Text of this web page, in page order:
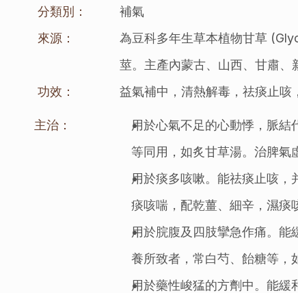
分類別：
補氣
來源：
為豆科多年生草本植物甘草
莖。主產內蒙古、山西、甘肅、
功效：
益氣補中，清熱解毒，祛痰止咳
主治：
用於心氣不足的心動悸，脈
等同用，如炙甘草湯。治脾氣
用於痰多咳嗽。能祛痰止咳
痰咳喘，配乾薑、細辛，濕痰
用於脘腹及四肢攣急作痛。
養所致者，常白芍、飴糖等，
用於藥性峻猛的方劑中。能